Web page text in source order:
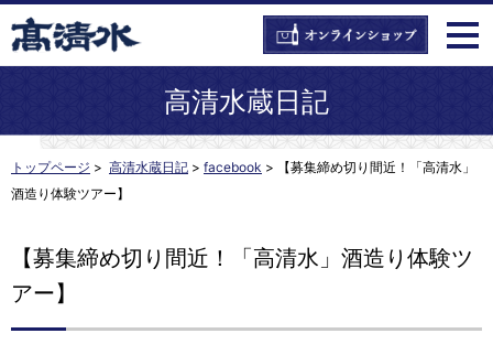
高清水蔵日記
トップページ > 高清水蔵日記 > facebook >
【募集締め切り間近！「高清水」
酒造り体験ツアー】
【募集締め切り間近！「高清水」酒造り体験ツ
アー】